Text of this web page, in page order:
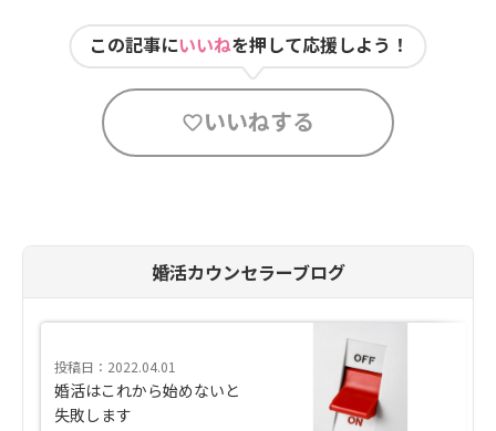
この記事にいいねを押して応援しよう！
いいねする
婚活カウンセラーブログ
投稿日：2022.04.01
婚活はこれから始めないと
失敗します